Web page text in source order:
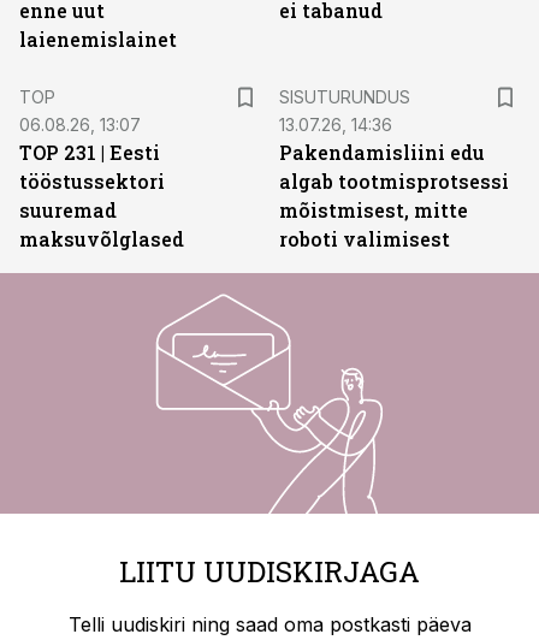
enne uut
laienemislainet
ei tabanud
TOP
06.08.26, 13:07
TOP 231 | Eesti
tööstussektori
suuremad
maksuvõlglased
SISUTURUNDUS
13.07.26, 14:36
Pakendamisliini edu
algab tootmisprotsessi
mõistmisest, mitte
roboti valimisest
LIITU UUDISKIRJAGA
Telli uudiskiri ning saad oma postkasti päeva